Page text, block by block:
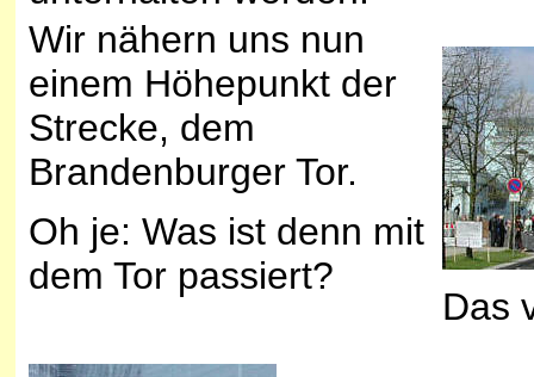
Wir nähern uns nun
einem Höhepunkt der
Strecke, dem
Brandenburger Tor.
Oh je: Was ist denn mit
dem Tor passiert?
Das